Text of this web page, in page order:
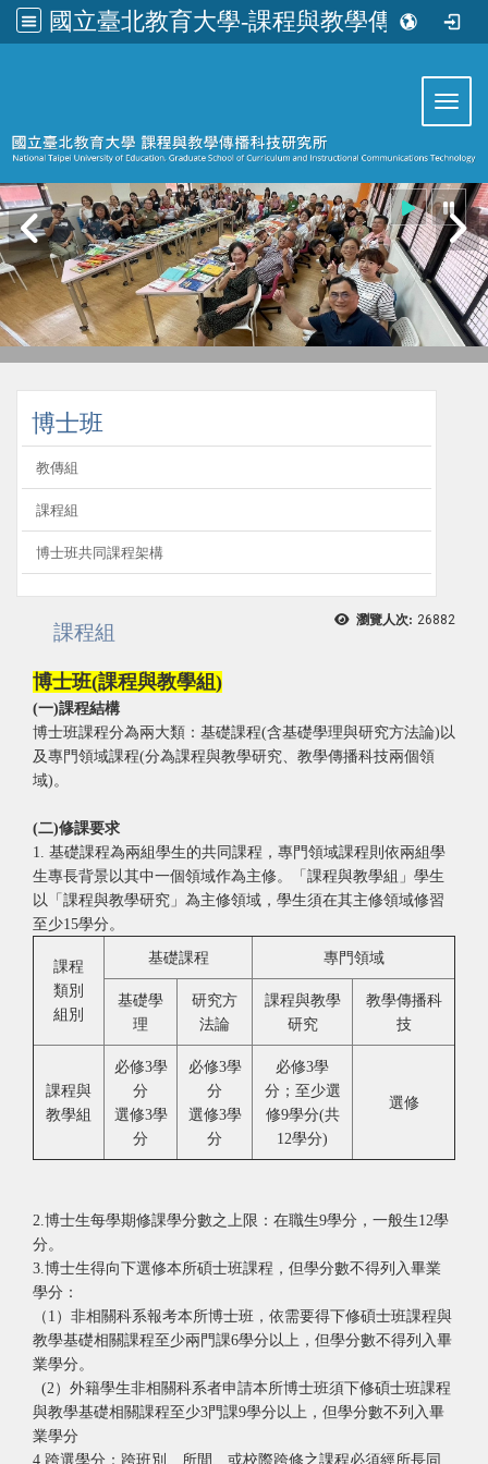
國立臺北教育大學-課程與教學傳播科技研究所
博士班
教傳組
課程組
博士班共同課程架構
瀏覽人次: 26882
課程組
博士班(課程與教學組)
(一)課程結構
博士班課程分為兩大類：基礎課程(含基礎學理與研究方法論)以
及專門領域課程(分為課程與教學研究、教學傳播科技兩個領
域)。
(二)修課要求
1. 基礎課程為兩組學生的共同課程，專門領域課程則依兩組學
生專長背景以其中一個領域作為主修。「課程與教學組」學生
以「課程與教學研究」為主修領域，學生須在其主修領域修習
至少15學分。
課程
類別
組別
基礎課程 專門領域
基礎學
理
研究方
法論
課程與教學
研究
教學傳播科
技
課程與
教學組
必修3學
分
選修3學
分
必修3學
分
選修3學
分
必修3學
分；至少選
修9學分(共
12學分)
選修
2.博士生每學期修課學分數之上限：在職生9學分，一般生12學
分。
3.博士生得向下選修本所碩士班課程，但學分數不得列入畢業
學分：
（1）非相關科系報考本所博士班，依需要得下修碩士班課程與
教學基礎相關課程至少兩門課6學分以上，但學分數不得列入畢
業學分。
(2）外籍學生非相關科系者申請本所博士班須下修碩士班課程
與教學基礎相關課程至少3門課9學分以上，但學分數不列入畢
業學分
4.跨選學分：跨班別、所間、或校際跨修之課程必須經所長同